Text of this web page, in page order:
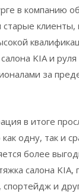
в компанию
старые
KIA и
за
в итоге
одну, так и
более
салона KIA,
и